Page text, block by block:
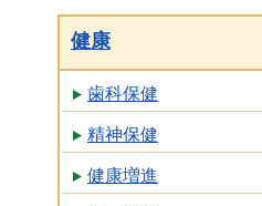
健康
歯科保健
精神保健
健康増進